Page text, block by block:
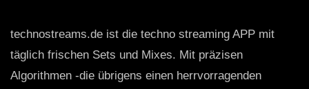
technostreams.de ist die techno streaming APP mit
täglich frischen Sets und Mixes. Mit präzisen
Algorithmen -die übrigens einen herrvorragenden